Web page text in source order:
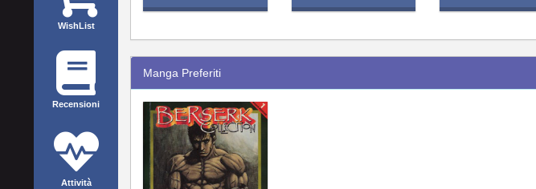
WishList
Recensioni
Attività
Manga Preferiti